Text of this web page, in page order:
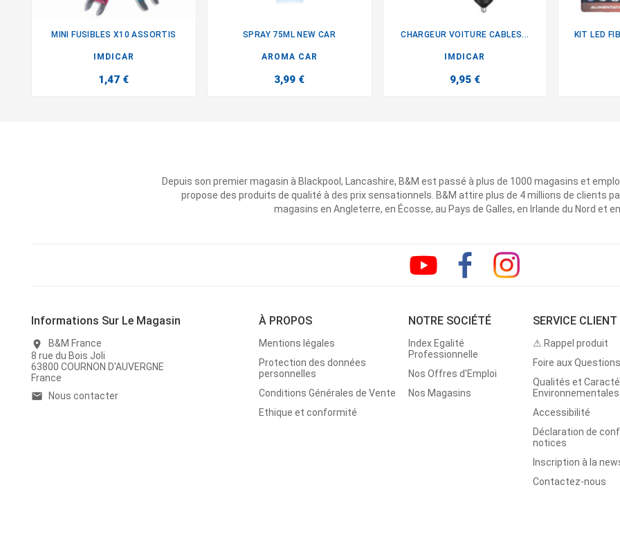
MINI FUSIBLES X10 ASSORTIS
IMDICAR
1,47 €
SPRAY 75ML NEW CAR
AROMA CAR
3,99 €
CHARGEUR VOITURE CABLES...
IMDICAR
9,95 €
KIT LED
Depuis son premier magasin à Blackpool, Lancashire, B&M est passé à plus de 1000 magasins et
propose des produits de qualité à des prix sensationnels. B&M attire plus de 4 millions de clients
magasins en Angleterre, en Écosse, au Pays de Galles, en Irlande du Nord et
Informations Sur Le Magasin
location_on
B&M France
8 rue du Bois Joli
63800 COURNON D'AUVERGNE
France
email Nous contacter
À PROPOS
Mentions légales
Protection des données
personnelles
Conditions Générales de Vente
Ethique et conformité
NOTRE SOCIÉTÉ
Index Egalité
Professionnelle
Nos Offres d'Emploi
Nos Magasins
SERVICE CLIENT
⚠ Rappel produit
Foire aux
Qualités et
Environnementales
Accessibilité
Déclaration de
notices
Inscription à la
Contactez-nous